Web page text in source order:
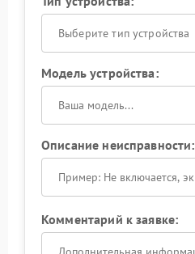
Выберите тип устройства
Модель устройства:
Описание неисправности:
Комментарий к заявке: